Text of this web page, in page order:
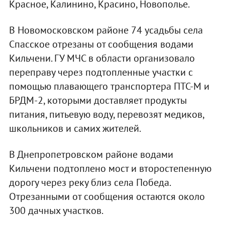
Красное, Калинино, Красино, Новополье.
В Новомосковском районе 74 усадьбы села
Спасское отрезаны от сообщения водами
Кильчени. ГУ МЧС в области организовало
переправу через подтопленные участки с
помощью плавающего транспортера ПТС-М и
БРДМ-2, которыми доставляет продукты
питания, питьевую воду, перевозят медиков,
школьников и самих жителей.
В Днепропетровском районе водами
Кильчени подтоплено мост и второстепенную
дорогу через реку близ села Победа.
Отрезанными от сообщения остаются около
300 дачных участков.